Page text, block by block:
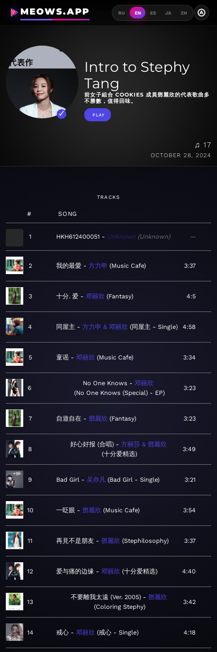
MEOWS.APP RU EN ES JA ZH A
Intro to Stephy
Tang
前女子組合 COOKIES 成員鄧麗欣的代表歌曲多
不勝數，值得回味。
PLAY
♫ 17
OCTOBER 28, 2024
TRACKS
# SONG
1 HKH612400051 Unknown Unknown —
2 我的最愛 方力申 Music Cafe 3:37
3 十分. 爱 邓丽欣 Fantasy 4:5
4 同屋主 方力申 & 邓丽欣 同屋主 - Single 4:58
5 童谣 邓丽欣 Music Cafe 3:34
6
No One Knows
邓丽欣
No One Knows (Special) - EP
3:23
7 自遊自在 鄧麗欣 Fantasy 3:23
8
好心好报 (合唱)
方丽莎 & 鄧麗欣
十分爱精选
3:49
9 Bad Girl 吴亦凡 Bad Girl - Single 3:21
10 一眨眼 鄧麗欣 Music Cafe 3:54
11 再見不是朋友 鄧麗欣 Stephilosophy 3:37
12 爱与痛的边缘 邓丽欣 十分爱精选 4:40
13
不要離我太遠 (Ver. 2005)
鄧麗欣
Coloring Stephy
3:42
14 戒心 邓丽欣 戒心 - Single 4:18